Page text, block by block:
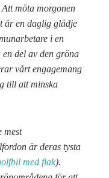
möta morgonen
är en daglig glädje
i en
del av den gröna
vårt engagemang
till att minska
mest
är deras tysta
med flak).